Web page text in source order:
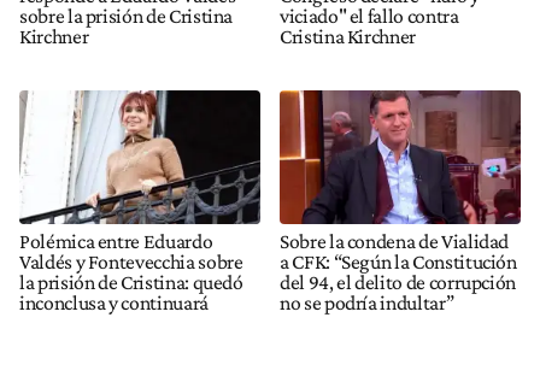
sobre la prisión de Cristina
Kirchner
viciado" el fallo contra
Cristina Kirchner
Polémica entre Eduardo
Valdés y Fontevecchia sobre
la prisión de Cristina: quedó
inconclusa y continuará
Sobre la condena de Vialidad
a CFK: “Según la Constitución
del 94, el delito de corrupción
no se podría indultar”